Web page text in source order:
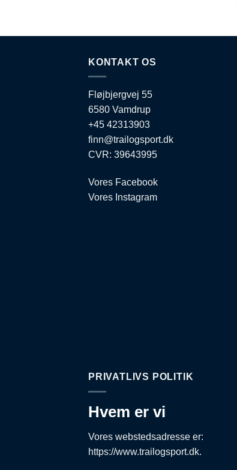
KONTAKT OS
Fløjbjergvej 55
6580 Vamdrup
+45 42313903
finn@trailogsport.dk
CVR: 39643995
Vores Facebook
Vores Instagram
PRIVATLIVS POLITIK
Hvem er vi
Vores webstedsadresse er:
https://www.trailogsport.dk.